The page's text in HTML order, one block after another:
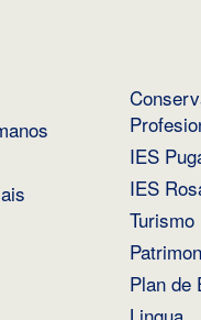
IES
IES
Turismo
Plan de